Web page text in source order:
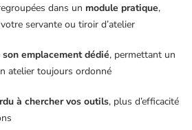
dans un module pratique,
servante ou tiroir d’atelier
son emplacement dédié, permettant un
atelier toujours ordonné
à chercher vos outils, plus d’efficacité